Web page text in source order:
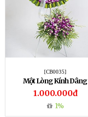
[CB0035]
Một Lòng Kính Dâng
1.000.000đ
1%